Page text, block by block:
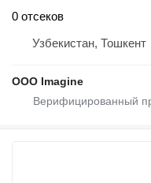
0 отсеков
Узбекистан, Тошкент
OOO Imagine